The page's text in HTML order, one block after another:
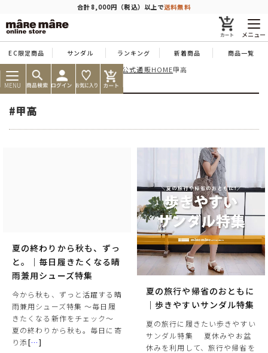
合計8,000円（税込）以上で送料無料
メニュー
EC限定商品 サンダル ランキング 新着商品 商品一覧
MENU
痛くならない靴ならマーレマーレ公式通販HOME甲高
#甲高
夏の終わりから秋も、ずっ
と。｜毎日履きたくなる晴
雨兼用シューズ特集
今から秋も、ずっと活躍する晴
雨兼用シューズ特集 ～毎日履
きたくなる新作をチェック～
夏の終わりから秋も。毎日に寄
り添[…]
夏の旅行や帰省のおともに
｜歩きやすいサンダル特集
夏の旅行に履きたい歩きやすい
サンダル特集 ⠀ 夏休みやお盆
休みを利用して、旅行や帰省を
商品を探す
人気ワード #コンフォート #パンプス #スニーカー
タイプ
カラー